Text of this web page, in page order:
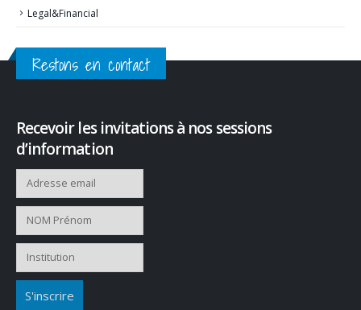
Legal&Financial
Restons en contact
Recevoir les invitations à nos sessions
d’information